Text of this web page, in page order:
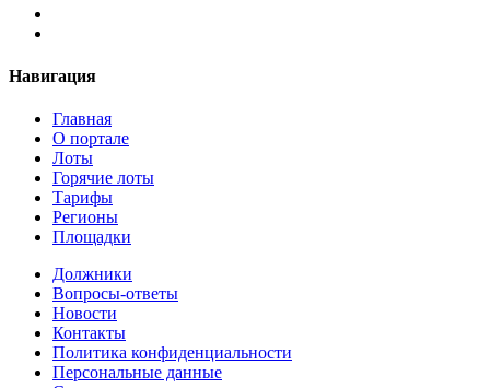
Навигация
Главная
О портале
Лоты
Горячие лоты
Тарифы
Регионы
Площадки
Должники
Вопросы-ответы
Новости
Контакты
Политика конфиденциальности
Персональные данные